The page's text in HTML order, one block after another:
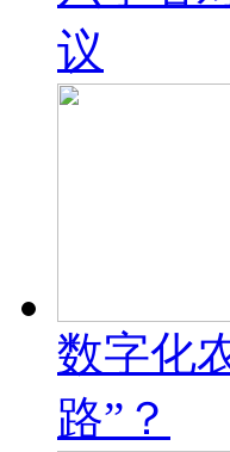
议
数字化
路”？